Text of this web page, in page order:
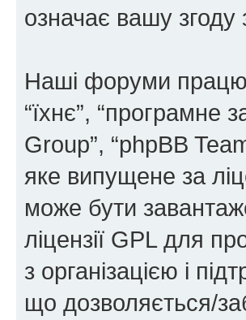
означає вашу згоду
Наші форуми
“їхнє”, “програмне
Group”, “phpBB
яке випущене за
може бути
ліцензії GPL для
з організацією і
що дозволяється/